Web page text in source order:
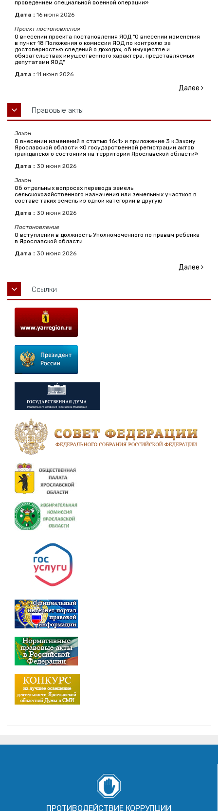
проведением специальной военной операции»
Дата : 16 июня 2026
Проект постановления
О внесении проекта постановления ЯОД "О внесении изменения
в пункт 18 Положения о комиссии ЯОД по контролю за
достоверностью сведений о доходах, об имуществе и
обязательствах имущественного характера, представляемых
депутатами ЯОД"
Дата : 11 июня 2026
Далее
Правовые акты
Закон
О внесении изменений в статью 16<1> и приложение 3 к Закону
Ярославской области «О государственной регистрации актов
гражданского состояния на территории Ярославской области»
Дата : 30 июня 2026
Закон
Об отдельных вопросах перевода земель
сельскохозяйственного назначения или земельных участков в
составе таких земель из одной категории в другую
Дата : 30 июня 2026
Постановление
О вступлении в должность Уполномоченного по правам ребенка
в Ярославской области
Дата : 30 июня 2026
Далее
Ссылки
ПРОТИВОДЕЙСТВИЕ КОРРУПЦИИ